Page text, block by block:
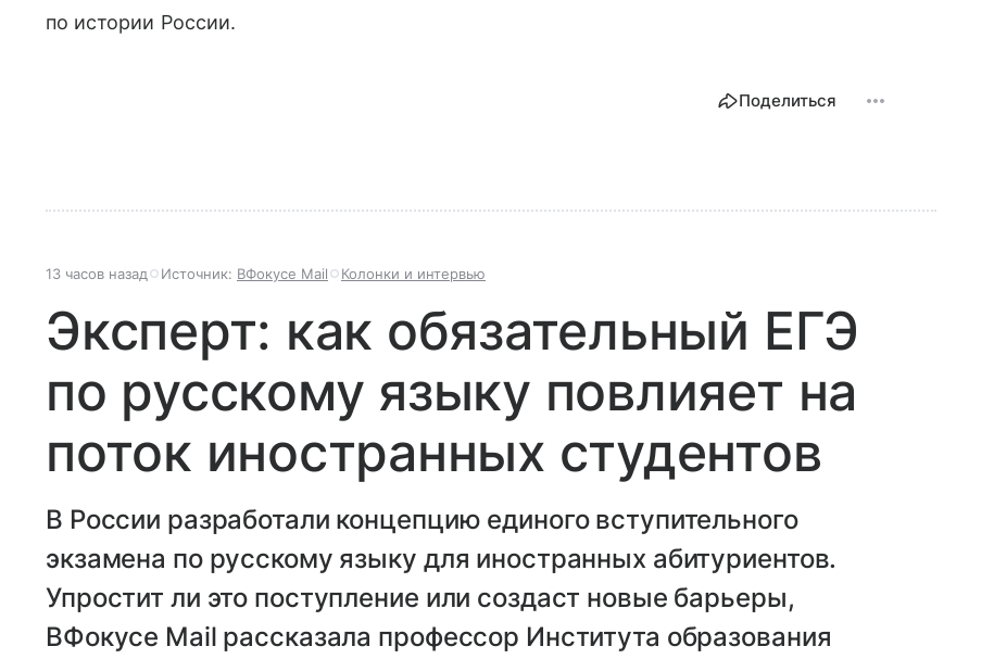
по истории России.
Поделиться
13 часов назад Источник: ВФокусе Mail Колонки и интервью
Эксперт: как обязательный ЕГЭ
по русскому языку повлияет на
поток иностранных студентов
В России разработали концепцию единого вступительного
экзамена по русскому языку для иностранных абитуриентов.
Упростит ли это поступление или создаст новые барьеры,
ВФокусе Mail рассказала профессор Института образования